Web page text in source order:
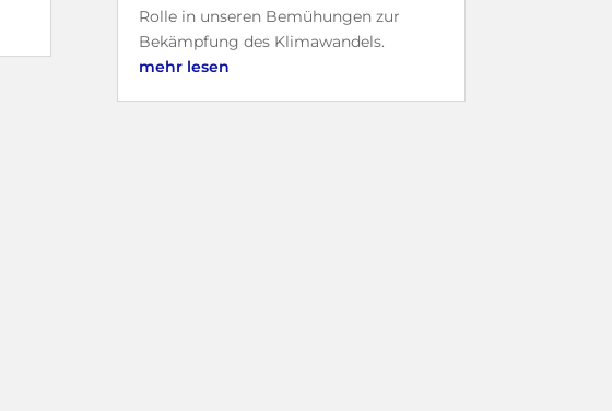
Rolle in unseren Bemühungen zur
Bekämpfung des Klimawandels.
mehr lesen